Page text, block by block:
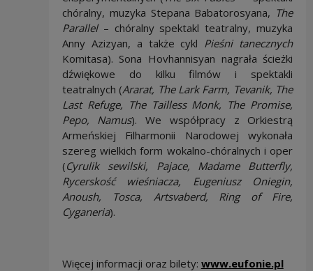
chóralny, muzyka Stepana Babatorosyana, The
Parallel– chóralny spektakl teatralny, muzyka
Anny Azizyan, a także cykl Pieśni tanecznych
Komitasa). Sona Hovhannisyan nagrała ścieżki
dźwiękowe do kilku filmów i spektakli
teatralnych (Ararat, The Lark Farm, Tevanik, The
Last Refuge, The Tailless Monk, The Promise,
Pepo, Namus). We współpracy z Orkiestrą
Armeńskiej Filharmonii Narodowej wykonała
szereg wielkich form wokalno-chóralnych i oper
(Cyrulik sewilski, Pajace, Madame Butterfly,
Rycerskość wieśniacza, Eugeniusz Oniegin,
Anoush, Tosca, Artsvaberd, Ring of Fire,
Cyganeria).
Więcej informacji oraz bilety: www.eufonie.pl